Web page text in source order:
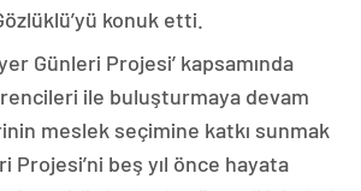
konuk etti.
Günleri Projesi’ kapsamında
ile buluşturmaya devam
meslek seçimine katkı sunmak
Projesi’ni beş yıl önce hayata